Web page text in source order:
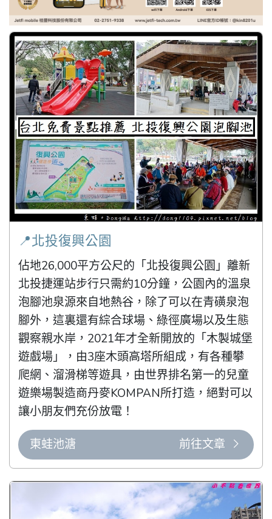
📍北投復興公園
佔地26,000平方公尺的「北投復興公園」離新
北投捷運站步行只需約10分鐘，公園內的溫泉
泡腳池泉源來自地熱谷，除了可以在青磺泉泡
腳外，這裏還有綜合球場、綠徑廣場以及生態
觀察親水岸，2021年才全新開放的「木製城堡
遊戲場」，由3座木頭高塔所組成，有各種攀
爬網、溜滑梯等遊具，由世界排名第一的兒童
遊樂場製造商丹麥KOMPAN所打造，絕對可以
讓小朋友們充份放電！
東蛙池溏 前往文章